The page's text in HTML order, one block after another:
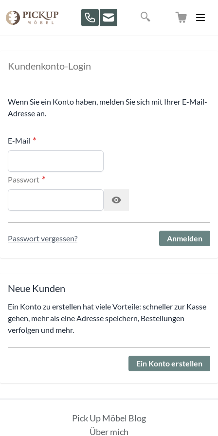
Suche
Kundenkonto-Login
Wenn Sie ein Konto haben, melden Sie sich mit Ihrer E-Mail-
Adresse an.
E-Mail
Passwort
Anmelden
Passwort vergessen?
Neue Kunden
Ein Konto zu erstellen hat viele Vorteile: schneller zur Kasse
gehen, mehr als eine Adresse speichern, Bestellungen
verfolgen und mehr.
Ein Konto erstellen
Pick Up Möbel Blog
Über mich